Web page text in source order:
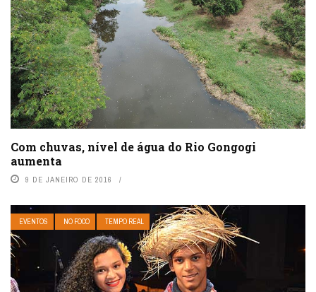
Com chuvas, nível de água do Rio Gongogi
aumenta
9 DE JANEIRO DE 2016
EVENTOS NO FOCO TEMPO REAL